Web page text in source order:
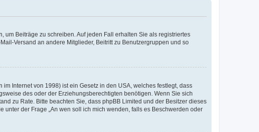
Beiträge zu schreiben. Auf jeden Fall erhalten Sie als registriertes
Versand an andere Mitglieder, Beitritt zu Benutzergruppen und so
Internet von 1998) ist ein Gesetz in den USA, welches festlegt, dass
des oder der Erziehungsberechtigten benötigen. Wenn Sie sich
zu Rate. Bitte beachten Sie, dass phpBB Limited und der Besitzer dieses
der Frage „An wen soll ich mich wenden, falls es Beschwerden oder